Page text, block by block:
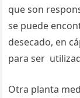
que son
se puede
desecado, en
para ser
Otra planta